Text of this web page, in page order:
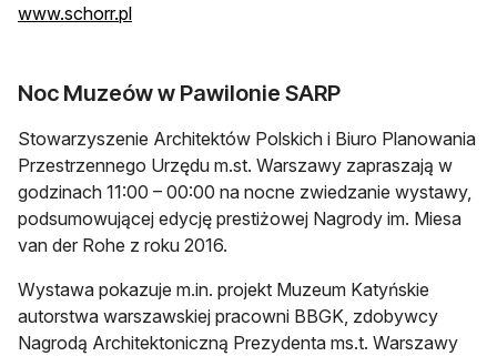
www.schorr.pl
Noc Muzeów w Pawilonie SARP
Stowarzyszenie Architektów Polskich i Biuro Planowania
Przestrzennego Urzędu m.st. Warszawy zapraszają w
godzinach 11:00 – 00:00 na nocne zwiedzanie wystawy,
podsumowującej edycję prestiżowej Nagrody im. Miesa
van der Rohe z roku 2016.
Wystawa pokazuje m.in. projekt Muzeum Katyńskie
autorstwa warszawskiej pracowni BBGK, zdobywcy
Nagrodą Architektoniczną Prezydenta ms.t. Warszawy